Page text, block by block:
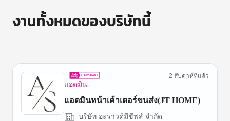
งานทั้งหมดของบริษัทนี้
แอดมิน
2 สัปดาห์ที่แล้ว
แอดมินหน้าเค้าเตอร์ขนส่ง(JT HOME)
บริษัท อะราวด์มีชีฟส์ จำกัด